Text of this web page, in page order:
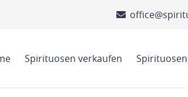
Spirituosen verkaufen